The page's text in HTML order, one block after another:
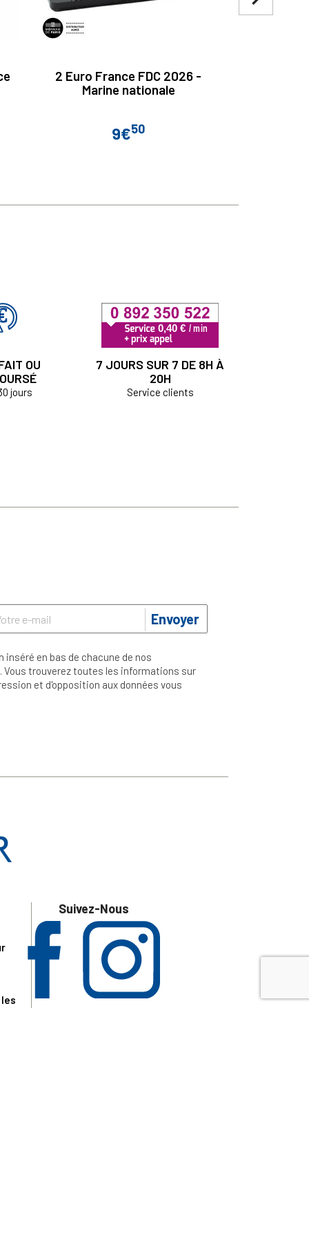
2 Euro France FDC 2026 -
Marine nationale
Prix
9€50
OU
jours
7 JOURS SUR 7 DE 8H À
20H
Service clients
Envoyer
en bas de chacune de nos
trouverez toutes les informations sur
et d'opposition aux données vous
Suivez-Nous